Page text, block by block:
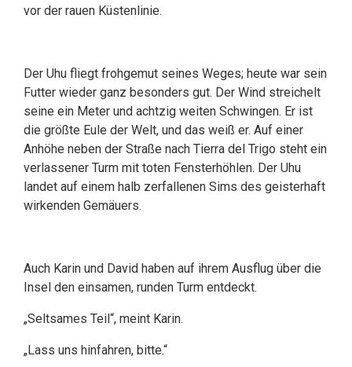
vor der rauen Küstenlinie.
Der Uhu fliegt frohgemut seines Weges; heute war sein
Futter wieder ganz besonders gut. Der Wind streichelt
seine ein Meter und achtzig weiten Schwingen. Er ist
die größte Eule der Welt, und das weiß er. Auf einer
Anhöhe neben der Straße nach Tierra del Trigo steht ein
verlassener Turm mit toten Fensterhöhlen. Der Uhu
landet auf einem halb zerfallenen Sims des geisterhaft
wirkenden Gemäuers.
Auch Karin und David haben auf ihrem Ausflug über die
Insel den einsamen, runden Turm entdeckt.
„Seltsames Teil“, meint Karin.
„Lass uns hinfahren, bitte.“